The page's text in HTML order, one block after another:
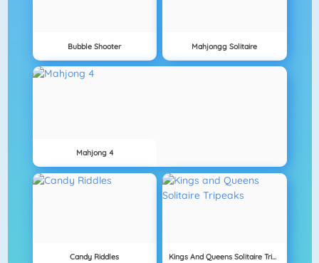
Bubble Shooter Mahjongg Solitaire
Mahjong 4
Candy Riddles Kings And Queens Solitaire Tripeaks